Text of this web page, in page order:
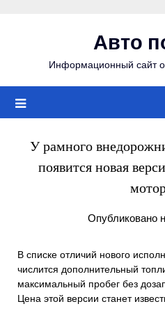
Авто
Информационный сайт
У рамного
появится новая
Опубликовано
В списке отличий нового
числится дополнительный
максимальный пробег без
Цена этой версии станет